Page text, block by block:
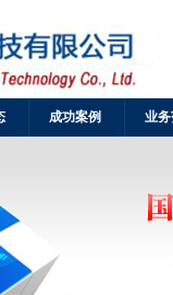
成功案例 业